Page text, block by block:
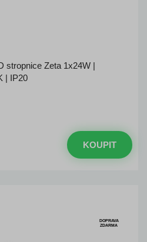
stropnice Zeta 1x24W |
| IP20
KOUPIT
DOPRAVA
ZDARMA